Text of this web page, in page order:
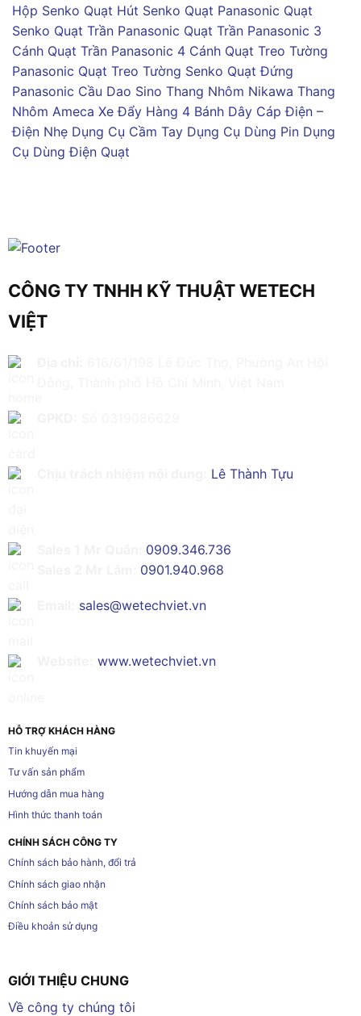
Hộp Senko Quạt Hút Senko Quạt Panasonic Quạt
Senko Quạt Trần Panasonic Quạt Trần Panasonic 3
Cánh Quạt Trần Panasonic 4 Cánh Quạt Treo Tường
Panasonic Quạt Treo Tường Senko Quạt Đứng
Panasonic Cầu Dao Sino Thang Nhôm Nikawa Thang
Nhôm Ameca Xe Đẩy Hàng 4 Bánh Dây Cáp Điện –
Điện Nhẹ Dụng Cụ Cầm Tay Dụng Cụ Dùng Pin Dụng
Cụ Dùng Điện Quạt
CÔNG TY TNHH KỸ THUẬT WETECH
VIỆT
Lê Thành Tựu
0909.346.736
0901.940.968
sales@wetechviet.vn
www.wetechviet.vn
HỖ TRỢ KHÁCH HÀNG
Tin khuyến mại
Tư vấn sản phẩm
Hướng dẫn mua hàng
Hình thức thanh toán
CHÍNH SÁCH CÔNG TY
Chính sách bảo hành, đổi trả
Chính sách giao nhận
Chính sách bảo mật
Điều khoản sử dụng
GIỚI THIỆU CHUNG
Về công ty chúng tôi